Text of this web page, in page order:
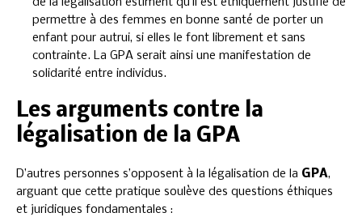
permettre à des femmes en bonne santé de porter un
enfant pour autrui, si elles le font librement et sans
contrainte. La GPA serait ainsi une manifestation de
solidarité entre individus.
Les arguments contre la
légalisation de la GPA
D’autres personnes s’opposent à la légalisation de la GPA,
arguant que cette pratique soulève des questions éthiques
et juridiques fondamentales :